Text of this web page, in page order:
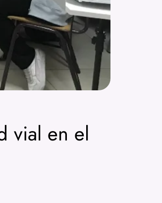
vial en el